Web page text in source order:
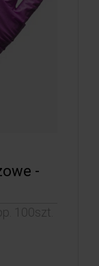
-
100szt.